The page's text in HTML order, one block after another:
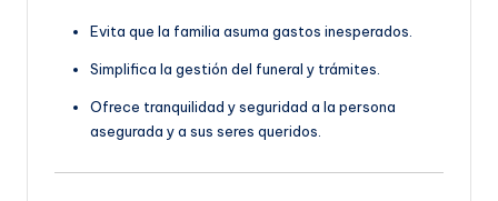
Evita que la familia asuma gastos inesperados.
Simplifica la gestión del funeral y trámites.
Ofrece tranquilidad y seguridad a la persona
asegurada y a sus seres queridos.